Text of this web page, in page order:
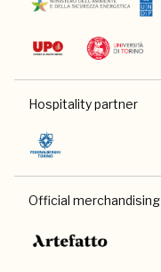
Hospitality partner
Official merchandising